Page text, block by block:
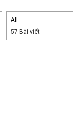
All
57 Bài viết